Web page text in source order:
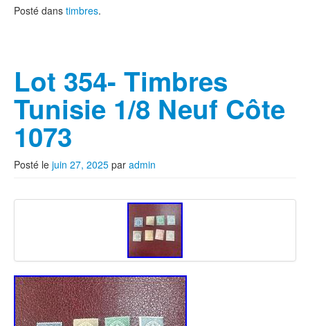
Posté dans timbres.
Lot 354- Timbres
Tunisie 1/8 Neuf Côte
1073
Posté le juin 27, 2025 par admin